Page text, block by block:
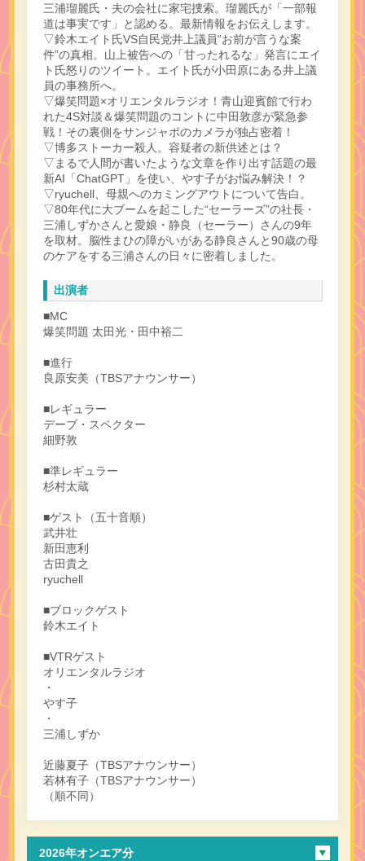
三浦瑠麗氏・夫の会社に家宅捜索。瑠麗氏が「一部報
道は事実です」と認める。最新情報をお伝えします。
▽鈴木エイト氏VS自民党井上議員“お前が言うな案
件”の真相。山上被告への「甘ったれるな」発言にエイ
ト氏怒りのツイート。エイト氏が小田原にある井上議
員の事務所へ。
▽爆笑問題×オリエンタルラジオ！青山迎賓館で行わ
れた4S対談＆爆笑問題のコントに中田敦彦が緊急参
戦！その裏側をサンジャポのカメラが独占密着！
▽博多ストーカー殺人。容疑者の新供述とは？
▽まるで人間が書いたような文章を作り出す話題の最
新AI「ChatGPT」を使い、やす子がお悩み解決！？
▽ryuchell、母親へのカミングアウトについて告白。
▽80年代に大ブームを起こした“セーラーズ”の社長・
三浦しずかさんと愛娘・静良（セーラー）さんの9年
を取材。脳性まひの障がいがある静良さんと90歳の母
のケアをする三浦さんの日々に密着しました。
出演者
■MC
爆笑問題 太田光・田中裕二
■進行
良原安美（TBSアナウンサー）
■レギュラー
デーブ・スペクター
細野敦
■準レギュラー
杉村太蔵
■ゲスト（五十音順）
武井壮
新田恵利
古田貴之
ryuchell
■ブロックゲスト
鈴木エイト
■VTRゲスト
オリエンタルラジオ
・
やす子
・
三浦しずか
近藤夏子（TBSアナウンサー）
若林有子（TBSアナウンサー）
（順不同）
2026年オンエア分